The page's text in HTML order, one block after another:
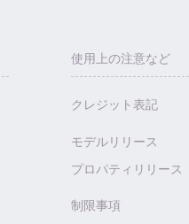
使用上の注意など
クレジット表記
モデルリリース
プロパティリリース
制限事項